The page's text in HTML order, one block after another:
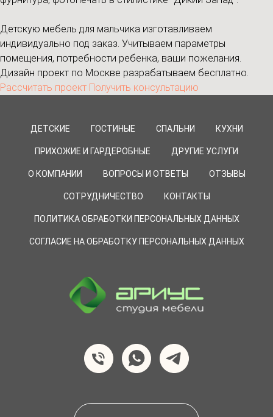
Детскую мебель для мальчика изготавливаем
индивидуально под заказ. Учитываем параметры
помещения, потребности ребенка, ваши пожелания.
Дизайн проект по Москве разрабатываем бесплатно.
Рассчитать проект Получить консультацию
ДЕТСКИЕ ГОСТИНЫЕ СПАЛЬНИ КУХНИ
ПРИХОЖИЕ И ГАРДЕРОБНЫЕ ДРУГИЕ УСЛУГИ
О КОМПАНИИ ВОПРОСЫ И ОТВЕТЫ ОТЗЫВЫ
СОТРУДНИЧЕСТВО КОНТАКТЫ
ПОЛИТИКА ОБРАБОТКИ ПЕРСОНАЛЬНЫХ ДАННЫХ
СОГЛАСИЕ НА ОБРАБОТКУ ПЕРСОНАЛЬНЫХ ДАННЫХ